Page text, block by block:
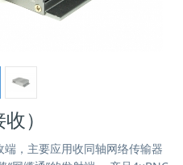
）
主要应用收同轴网络传输器